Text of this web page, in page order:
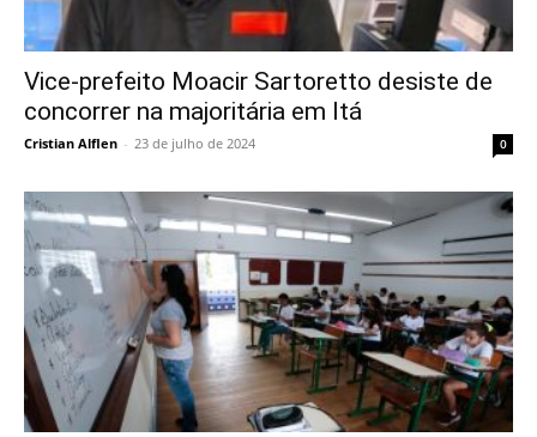
Vice-prefeito Moacir Sartoretto desiste de
concorrer na majoritária em Itá
Cristian Alflen - 23 de julho de 2024 0